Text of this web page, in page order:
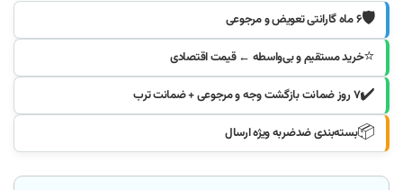
موجود شد خبرم کنید 🛡️۶ ماه گارانتی تعویض و مرجوعی
⭐خرید مستقیم و بی‌واسطه ← قیمت اقتصادی
✔️۷ روز ضمانت بازگشت وجه و مرجوعی + ضمانت ترب
📦بسته‌بندی ضدضربه ویژه ارسال